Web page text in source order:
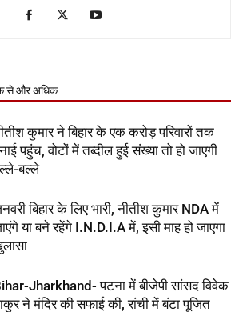
से और अधिक
कुमार ने बिहार के एक करोड़ परिवारों तक
पहुंच, वोटों में तब्दील हुई संख्या तो हो जाएगी
बल्ले
बिहार के लिए भारी, नीतीश कुमार NDA में
या बने रहेंगे I.N.D.I.A में, इसी माह हो जाएगा
Jharkhand- पटना में बीजेपी सांसद विवेक
ने मंदिर की सफाई की, रांची में बंटा पूजित